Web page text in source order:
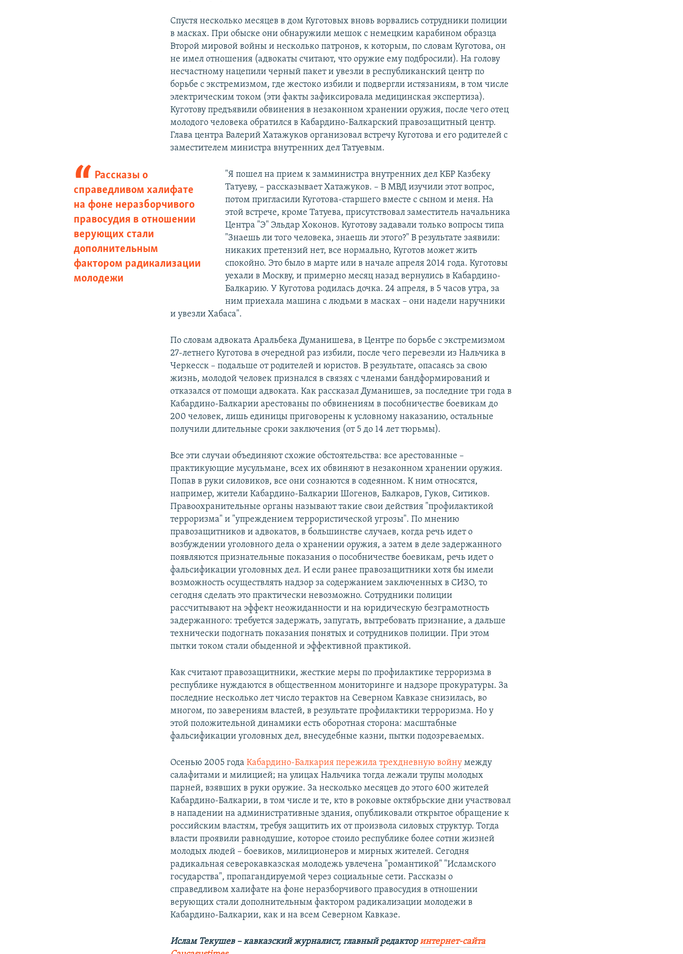
Спустя несколько месяцев в дом Куготовых вновь ворвались сотрудники полиции
в масках. При обыске они обнаружили мешок с немецким карабином образца
Второй мировой войны и несколько патронов, к которым, по словам Куготова, он
не имел отношения (адвокаты считают, что оружие ему подбросили). На голову
несчастному нацепили черный пакет и увезли в республиканский центр по
борьбе с экстремизмом, где жестоко избили и подвергли истязаниям, в том числе
электрическим током (эти факты зафиксировала медицинская экспертиза).
Куготову предъявили обвинения в незаконном хранении оружия, после чего отец
молодого человека обратился в Кабардино-Балкарский правозащитный центр.
Глава центра Валерий Хатажуков организовал встречу Куготова и его родителей с
заместителем министра внутренних дел Татуевым.
Рассказы о
справедливом халифате
на фоне неразборчивого
правосудия в отношении
верующих стали
дополнительным
фактором радикализации
молодежи
"Я пошел на прием к замминистра внутренних дел КБР Казбеку
Татуеву, – рассказывает Хатажуков. – В МВД изучили этот вопрос,
потом пригласили Куготова-старшего вместе с сыном и меня. На
этой встрече, кроме Татуева, присутствовал заместитель начальника
Центра "Э" Эльдар Хоконов. Куготову задавали только вопросы типа
"Знаешь ли того человека, знаешь ли этого?" В результате заявили:
никаких претензий нет, все нормально, Куготов может жить
спокойно. Это было в марте или в начале апреля 2014 года. Куготовы
уехали в Москву, и примерно месяц назад вернулись в Кабардино-
Балкарию. У Куготова родилась дочка. 24 апреля, в 5 часов утра, за
ним приехала машина с людьми в масках – они надели наручники
и увезли Хабаса".
По словам адвоката Аральбека Думанишева, в Центре по борьбе с экстремизмом
27-летнего Куготова в очередной раз избили, после чего перевезли из Нальчика в
Черкесск – подальше от родителей и юристов. В результате, опасаясь за свою
жизнь, молодой человек признался в связях с членами бандформирований и
отказался от помощи адвоката. Как рассказал Думанишев, за последние три года в
Кабардино-Балкарии арестованы по обвинениям в пособничестве боевикам до
200 человек, лишь единицы приговорены к условному наказанию, остальные
получили длительные сроки заключения (от 5 до 14 лет тюрьмы).
Все эти случаи объединяют схожие обстоятельства: все арестованные –
практикующие мусульмане, всех их обвиняют в незаконном хранении оружия.
Попав в руки силовиков, все они сознаются в содеянном. К ним относятся,
например, жители Кабардино-Балкарии Шогенов, Балкаров, Гуков, Ситиков.
Правоохранительные органы называют такие свои действия "профилактикой
терроризма" и "упреждением террористической угрозы". По мнению
правозащитников и адвокатов, в большинстве случаев, когда речь идет о
возбуждении уголовного дела о хранении оружия, а затем в деле задержанного
появляются признательные показания о пособничестве боевикам, речь идет о
фальсификации уголовных дел. И если ранее правозащитники хотя бы имели
возможность осуществлять надзор за содержанием заключенных в СИЗО, то
сегодня сделать это практически невозможно. Сотрудники полиции
рассчитывают на эффект неожиданности и на юридическую безграмотность
задержанного: требуется задержать, запугать, вытребовать признание, а дальше
технически подогнать показания понятых и сотрудников полиции. При этом
пытки током стали обыденной и эффективной практикой.
Как считают правозащитники, жесткие меры по профилактике терроризма в
республике нуждаются в общественном мониторинге и надзоре прокуратуры. За
последние несколько лет число терактов на Северном Кавказе снизилась, во
многом, по заверениям властей, в результате профилактики терроризма. Но у
этой положительной динамики есть оборотная сторона: масштабные
фальсификации уголовных дел, внесудебные казни, пытки подозреваемых.
Осенью 2005 годаКабардино-Балкария пережила трехдневную войну между
салафитами и милицией; на улицах Нальчика тогда лежали трупы молодых
парней, взявших в руки оружие. За несколько месяцев до этого 600 жителей
Кабардино-Балкарии, в том числе и те, кто в роковые октябрьские дни участвовал
в нападении на административные здания, опубликовали открытое обращение к
российским властям, требуя защитить их от произвола силовых структур. Тогда
власти проявили равнодушие, которое стоило республике более сотни жизней
молодых людей – боевиков, милиционеров и мирных жителей. Сегодня
радикальная северокавказская молодежь увлечена "романтикой" "Исламского
государства", пропагандируемой через социальные сети. Рассказы о
справедливом халифате на фоне неразборчивого правосудия в отношении
верующих стали дополнительным фактором радикализации молодежи в
Кабардино-Балкарии, как и на всем Северном Кавказе.
Ислам Текушев – кавказский журналист, главный редакторинтернет-сайта